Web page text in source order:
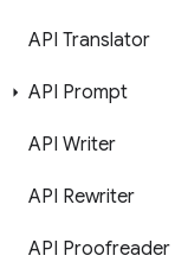
API Translator
API Prompt
API Writer
API Rewriter
API Proofreader